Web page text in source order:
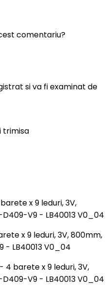
comentariu?
si va fi examinat de
trimisa
x 9 leduri, 3V, 800mm,
- LB40013 V0_04
4 barete x 9 leduri, 3V,
V9 - LB40013 V0_04